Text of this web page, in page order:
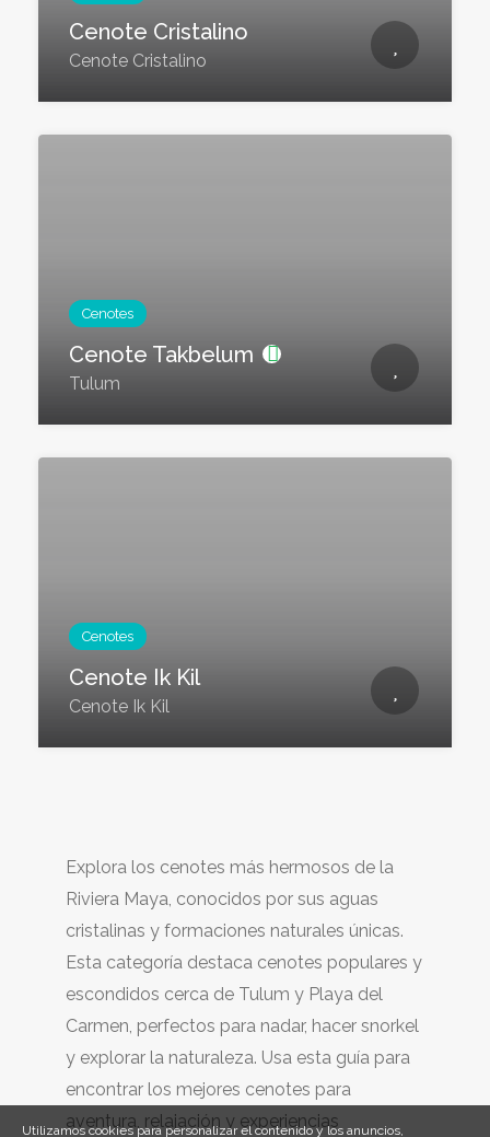
Cenote Cristalino
Cenote Cristalino
Cenotes
Cenote Takbelum
Tulum
Cenotes
Cenote Ik Kil
Cenote Ik Kil
Explora los cenotes más hermosos de la
Riviera Maya, conocidos por sus aguas
cristalinas y formaciones naturales únicas.
Esta categoría destaca cenotes populares y
escondidos cerca de Tulum y Playa del
Carmen, perfectos para nadar, hacer snorkel
y explorar la naturaleza. Usa esta guía para
encontrar los mejores cenotes para
aventura, relajación y experiencias
Utilizamos cookies para personalizar el contenido y los anuncios,